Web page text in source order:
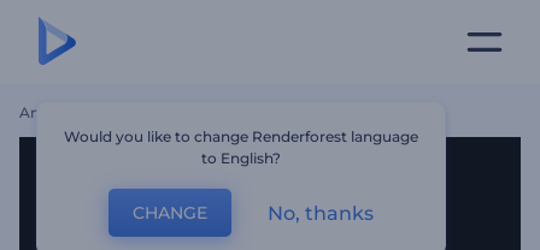
Ana Sayfa
Would you like to change Renderforest language
to English?
CHANGE No, thanks